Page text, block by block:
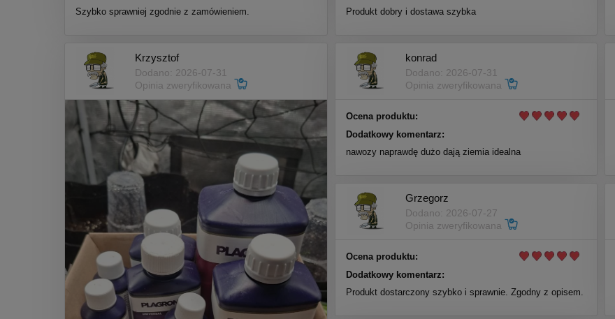
Szybko sprawniej zgodnie z zamówieniem.
Produkt dobry i dostawa szybka
Krzysztof
Dodano: 2026-07-31
Opinia zweryfikowana
konrad
Dodano: 2026-07-31
Opinia zweryfikowana
Ocena produktu:
Dodatkowy komentarz:
nawozy naprawdę dużo dają ziemia idealna
Grzegorz
Dodano: 2026-07-27
Opinia zweryfikowana
Ocena produktu:
Dodatkowy komentarz:
Produkt dostarczony szybko i sprawnie. Zgodny z opisem.